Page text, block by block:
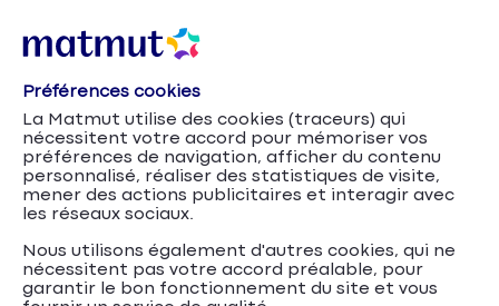
Garantie conducteur
moto
Parce que la Matmut souhaite proposer la meilleure
protection à moto, la garantie du conducteur
prend en charge les frais en cas de blessures ou de
Préférences cookies
La Matmut utilise des cookies (traceurs) qui
nécessitent votre accord pour mémoriser vos
préférences de navigation, afficher du contenu
personnalisé, réaliser des statistiques de visite,
mener des actions publicitaires et interagir avec
les réseaux sociaux.
Nous utilisons également d'autres cookies, qui ne
nécessitent pas votre accord préalable, pour
garantir le bon fonctionnement du site et vous